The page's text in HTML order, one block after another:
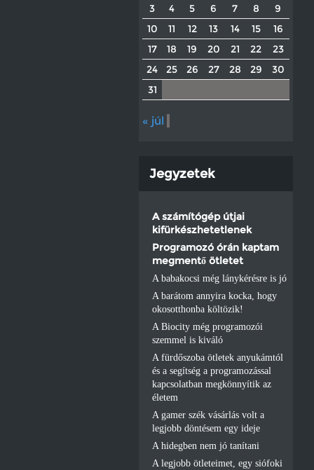
3
4 5 6 7 8
9
10
11 12 13 14 15
16
17
18 19 20 21 22
23
24
25 26 27 28 29
30
31
« júl
Jegyzetek
A számítógép útjai
kifürkészhetetlenek
Programozó órán kaptam
megmentő ötletet
A babakocsi még lánykérésre is jó
A barátom annyira kocka, hogy
okosotthonba költözik!
A Biocity még programozói
szemmel is kiváló
A fürdőszoba ötletek anyukámtól
és a segítség a programozással
kapcsolatban megkönnyítik az
életem
A gamer szék vásárlás volt a
legjobb döntésem egy ideje
A hidegben nem jó tanítani
A legjobb ötleteimet, egy siófoki